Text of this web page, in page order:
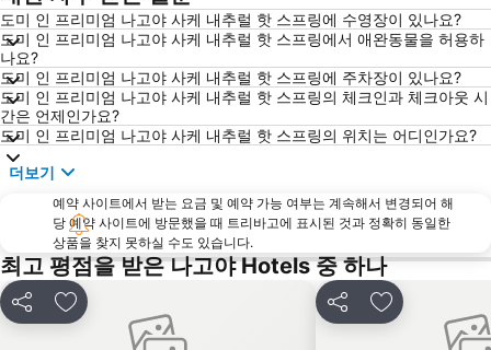
도미 인 프리미엄 나고야 사케 내추럴 핫 스프링에 수영장이 있나요?
도미 인 프리미엄 나고야 사케 내추럴 핫 스프링에서 애완동물을 허용하
나요?
도미 인 프리미엄 나고야 사케 내추럴 핫 스프링에 주차장이 있나요?
도미 인 프리미엄 나고야 사케 내추럴 핫 스프링의 체크인과 체크아웃 시
간은 언제인가요?
도미 인 프리미엄 나고야 사케 내추럴 핫 스프링의 위치는 어디인가요?
더보기
예약 사이트에서 받는 요금 및 예약 가능 여부는 계속해서 변경되어 해
당 예약 사이트에 방문했을 때 트리바고에 표시된 것과 정확히 동일한
상품을 찾지 못하실 수도 있습니다.
최고 평점을 받은 나고야 Hotels 중 하나
공유 즐겨찾기에 추가 공유 즐겨찾기에